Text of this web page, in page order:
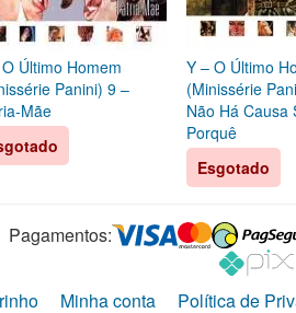
Último Homem
Panini) 9 –
Mãe
Y – O Último
(Minissérie
Não Há Causa
Porquê
Esgotado
Pagamentos:
Minha conta Política de